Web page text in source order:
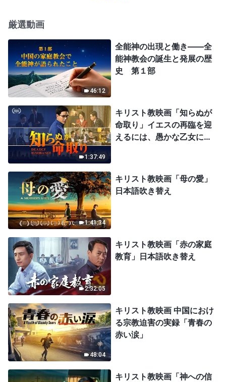
厳選動画
46:12
全能神の出現と働き——全
能神教会の誕生と発展の歴
史 第１部
1:37:49
キリスト教映画「知らぬが
命取り」イエスの再臨を迎
えるには、愚かな乙女にな
1:41:34
キリスト教映画「母の愛」
日本語吹き替え
2:32:05
キリスト教映画「赤の家庭
教育」日本語吹き替え
48:04
キリスト教映画 中国におけ
る宗教迫害の実録「青春の
赤い涙」
キリスト教映画「神への信